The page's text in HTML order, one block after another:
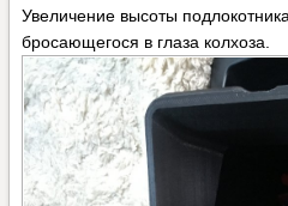
Увеличение высоты
бросающегося в глаза колхоза.